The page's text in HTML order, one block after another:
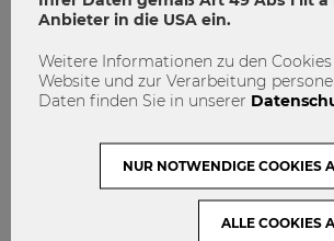
Podiumsgesprächen,
Vorträgen bringen
aus der unternehmerischen und
interessierten Öffentlichkeit aktuelle
hier für den Newsletter an, um keine
mehr zu verpassen!
Anbieter in die USA ein.
Weitere Informationen zu den
Website und zur Verarbeitung
Daten finden Sie in unserer
NUR NOTWENDIGE COOKIES
ALLE COOKIES